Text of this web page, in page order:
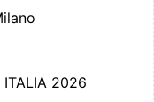
ITALIA 2026